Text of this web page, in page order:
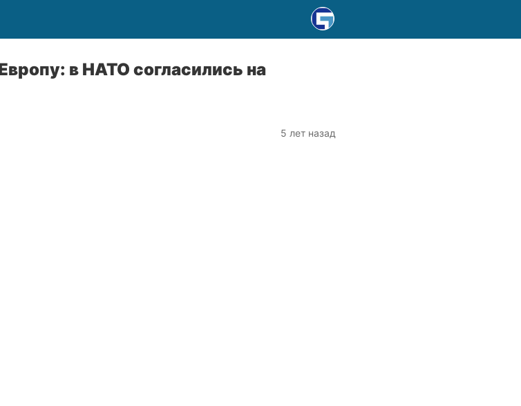
в НАТО согласились на
5 лет назад